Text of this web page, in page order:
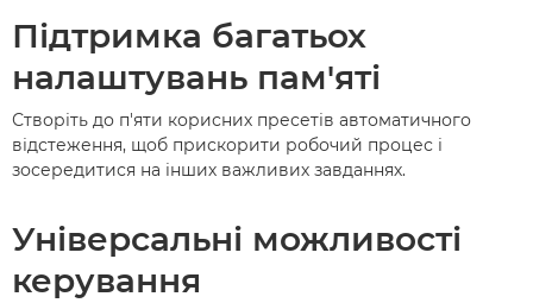
Підтримка багатьох
налаштувань пам'яті
Створіть до п'яти корисних пресетів автоматичного
відстеження, щоб прискорити робочий процес і
зосередитися на інших важливих завданнях.
Універсальні можливості
керування